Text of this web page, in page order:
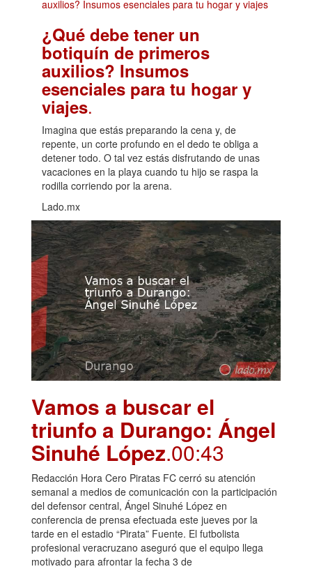
¿Qué debe tener un
botiquín de primeros
auxilios? Insumos
esenciales para tu hogar y
viajes.
Imagina que estás preparando la cena y, de
repente, un corte profundo en el dedo te obliga a
detener todo. O tal vez estás disfrutando de unas
vacaciones en la playa cuando tu hijo se raspa la
rodilla corriendo por la arena.
Lado.mx
Vamos a buscar el
triunfo a Durango: Ángel
Sinuhé López.00:43
Redacción Hora Cero Piratas FC cerró su atención
semanal a medios de comunicación con la participación
del defensor central, Ángel Sinuhé López en
conferencia de prensa efectuada este jueves por la
tarde en el estadio “Pirata” Fuente. El futbolista
profesional veracruzano aseguró que el equipo llega
motivado para afrontar la fecha 3 de